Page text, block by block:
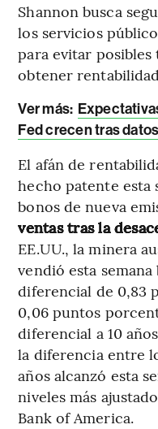
Shannon busca
los servicios
para evitar
obtener
Ver más:
Fed crecen tras
El afán de
hecho patente esta
bonos de nueva
ventas tras la
EE.UU., la minera
vendió esta
diferencial de 0,83
0,06 puntos
diferencial a 10
la diferencia entre
años alcanzó esta
niveles más
Bank of America.